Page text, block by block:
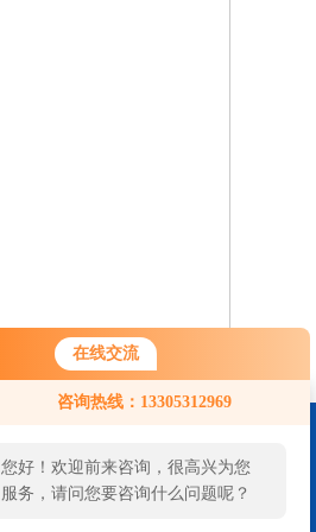
在线交流
咨询热线：13305312969
您好！欢迎前来咨询，很高兴为您
服务，请问您要咨询什么问题呢？